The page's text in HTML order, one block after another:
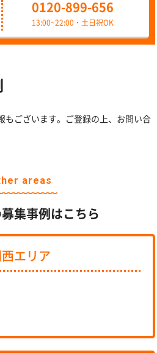
0120-899-656
13:00~22:00・土日祝OK
もございます。ご登録の上、お問い合
areas
募集事例はこちら
西エリア